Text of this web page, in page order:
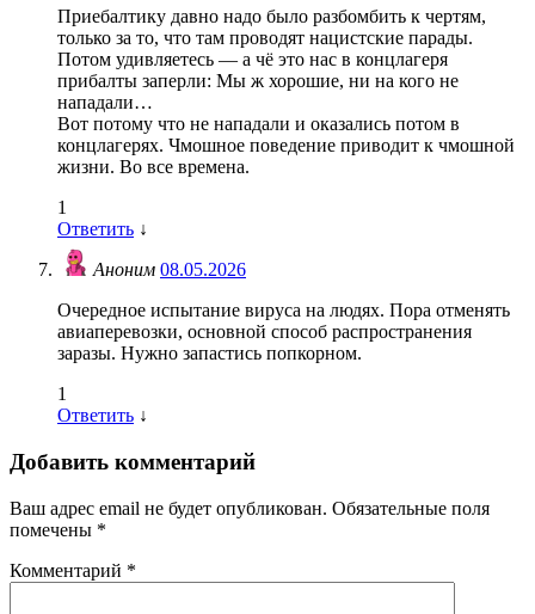
Приебалтику давно надо было разбомбить к чертям,
только за то, что там проводят нацистские парады.
Потом удивляетесь — а чё это нас в концлагеря
прибалты заперли: Мы ж хорошие, ни на кого не
нападали…
Вот потому что не нападали и оказались потом в
концлагерях. Чмошное поведение приводит к чмошной
жизни. Во все времена.
1
Ответить ↓
Аноним 08.05.2026
Очередное испытание вируса на людях. Пора отменять
авиаперевозки, основной способ распространения
заразы. Нужно запастись попкорном.
1
Ответить ↓
Добавить комментарий
Ваш адрес email не будет опубликован. Обязательные поля
помечены *
Комментарий *